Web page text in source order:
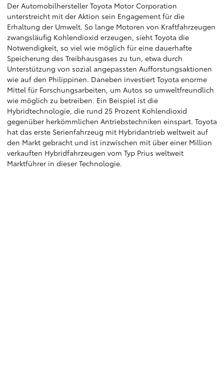
Der Automobilhersteller Toyota Motor Corporation
unterstreicht mit der Aktion sein Engagement für die
Erhaltung der Umwelt. So lange Motoren von Kraftfahrzeugen
zwangsläufig Kohlendioxid erzeugen, sieht Toyota die
Notwendigkeit, so viel wie möglich für eine dauerhafte
Speicherung des Treibhausgases zu tun, etwa durch
Unterstützung von sozial angepassten Aufforstungsaktionen
wie auf den Philippinen. Daneben investiert Toyota enorme
Mittel für Forschungsarbeiten, um Autos so umweltfreundlich
wie möglich zu betreiben. Ein Beispiel ist die
Hybridtechnologie, die rund 25 Prozent Kohlendioxid
gegenüber herkömmlichen Antriebstechniken einspart. Toyota
hat das erste Serienfahrzeug mit Hybridantrieb weltweit auf
den Markt gebracht und ist inzwischen mit über einer Million
verkauften Hybridfahrzeugen vom Typ Prius weltweit
Marktführer in dieser Technologie.